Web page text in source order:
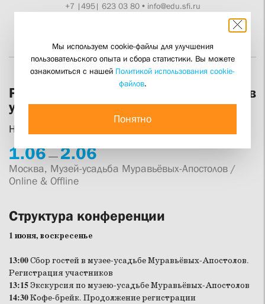
+7 |495| 623 03 80• info@edu.sfi.ru
Русская усадьба в ХХI веке: человек в
усадьбе
Научно-практическая конференция
1.06—2.06
Москва, Музей-усадьба Муравьёвых-Апостолов /
Online & Offline
Структура конференции
1 июня, воскресенье
13:00Сбор гостей в музее-усадьбе Муравьёвых-Апостолов.
Регистрация участников
13:15Экскурсия по музею-усадьбе Муравьёвых-Апостолов
14:30Кофе-брейк. Продолжение регистрации
Мы используем cookie-файлы для улучшения
пользовательского опыта и сбора статистики. Вы можете
ознакомиться с нашей Политикой использования cookie-
файлов.
Понятно